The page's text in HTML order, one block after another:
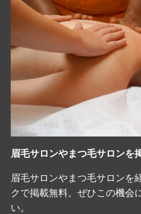
眉毛サロンやまつ毛サロンを
眉毛サロンやまつ毛サロンを
クで掲載無料。ぜひこの機会
い。